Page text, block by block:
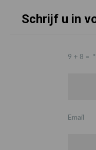
Schrijf u in
9 + 8 = *
Email